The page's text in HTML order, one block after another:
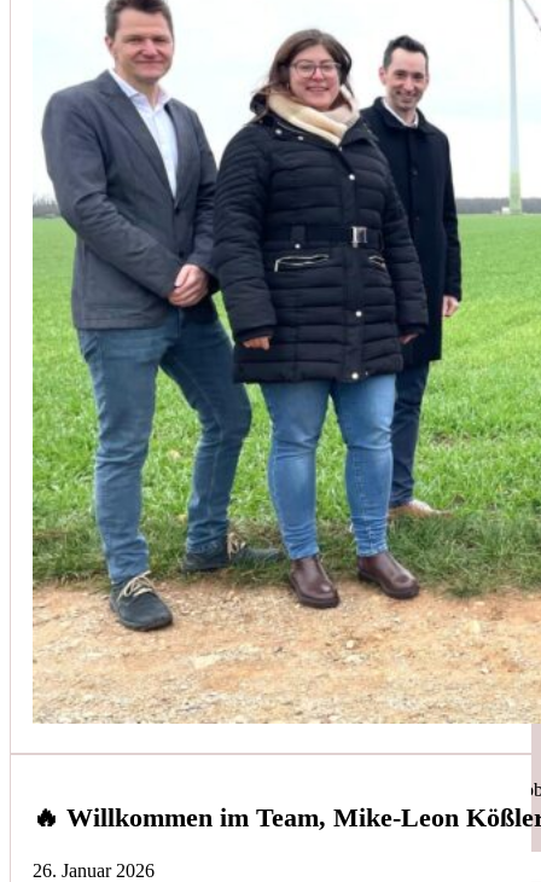
🔥 Willkommen im Team, Mike-Leon
26. Januar 2026
Unsere Kunden vertrauen auf unsere langjährige Erfahrung und
Christoph Windisch
aus unseren Google-Bewertungen
Vom Anbot bis zur Fertigstellung alles rasch und
(Umbau) wurde besprochen und problemlos gelöst.
Johanna Koe
aus unseren Google-Bewertungen
Sehr freundlich! Hat alles super geklappt!
Simon Bilek
Anruf, 3 Stunden später war jemand Vorort, Problem